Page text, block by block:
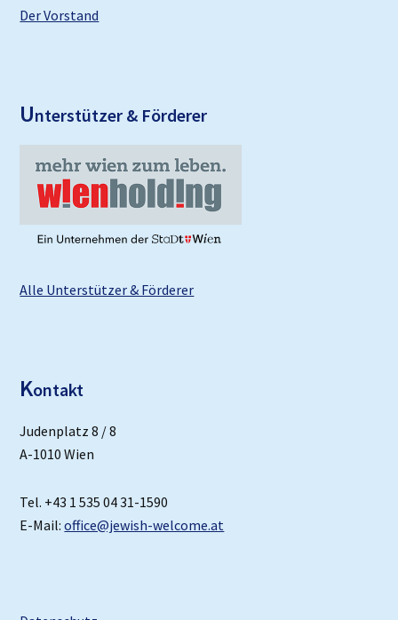
Der Vorstand
Unterstützer & Förderer
Alle Unterstützer & Förderer
Kontakt
Judenplatz 8 / 8
A-1010 Wien
Tel. +43 1 535 04 31-1590
E-Mail:office@jewish-welcome.at